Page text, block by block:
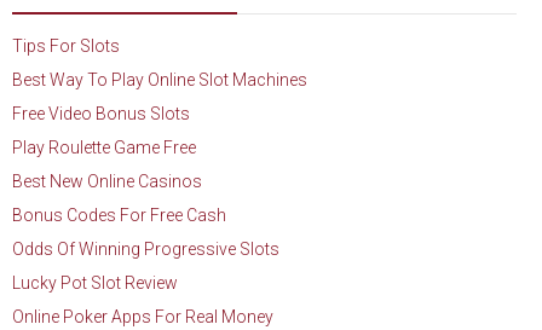
Tips For Slots
Best Way To Play Online Slot Machines
Free Video Bonus Slots
Play Roulette Game Free
Best New Online Casinos
Bonus Codes For Free Cash
Odds Of Winning Progressive Slots
Lucky Pot Slot Review
Online Poker Apps For Real Money